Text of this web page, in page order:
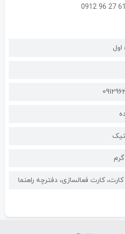
اول
کارت فعالسازی، دفترچه راهنما